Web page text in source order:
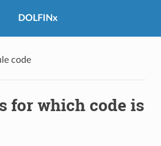
DOLFINx
code
for which code is